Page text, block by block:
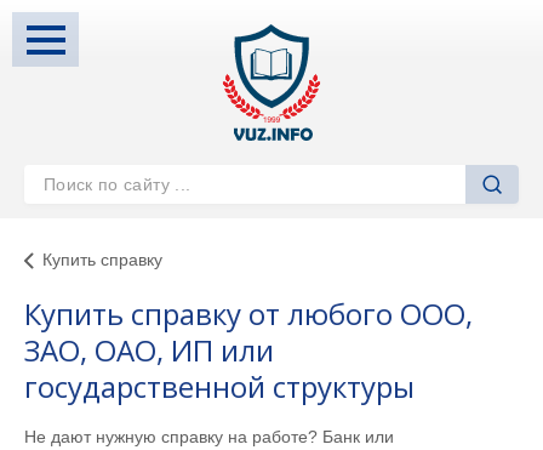
Купить справку
Купить справку от любого ООО,
ЗАО, ОАО, ИП или
государственной структуры
Не дают нужную справку на работе? Банк или